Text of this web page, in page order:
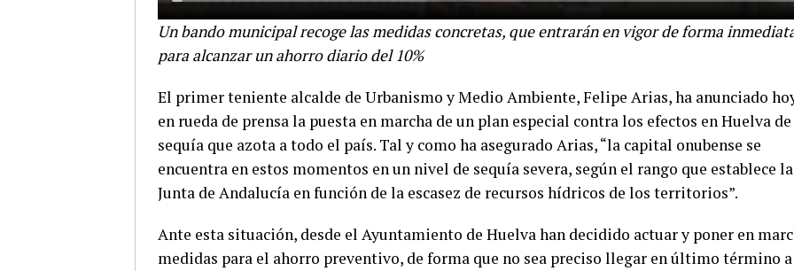
Un bando municipal recoge las medidas concretas, que entrarán en vigor de forma
para alcanzar un ahorro diario del 10%
El primer teniente alcalde de Urbanismo y Medio Ambiente, Felipe Arias, ha anunciado
en rueda de prensa la puesta en marcha de un plan especial contra los efectos en Huelva
sequía que azota a todo el país. Tal y como ha asegurado Arias, “la capital onubense se
encuentra en estos momentos en un nivel de sequía severa, según el rango que establece la
Junta de Andalucía en función de la escasez de recursos hídricos de los territorios”.
Ante esta situación, desde el Ayuntamiento de Huelva han decidido actuar y poner en
medidas para el ahorro preventivo, de forma que no sea preciso llegar en último término a